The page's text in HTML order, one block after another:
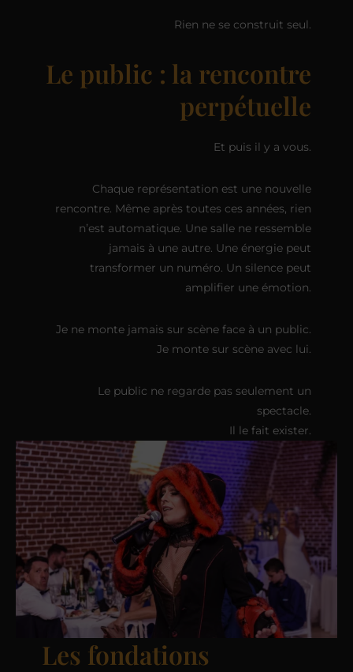
Rien ne se construit seul.
Le public : la rencontre
perpétuelle
Et puis il y a vous.
Chaque représentation est une nouvelle
rencontre. Même après toutes ces années, rien
n’est automatique. Une salle ne ressemble
jamais à une autre. Une énergie peut
transformer un numéro. Un silence peut
amplifier une émotion.
Je ne monte jamais sur scène face à un public.
Je monte sur scène avec lui.
Le public ne regarde pas seulement un
spectacle.
Il le fait exister.
Les fondations